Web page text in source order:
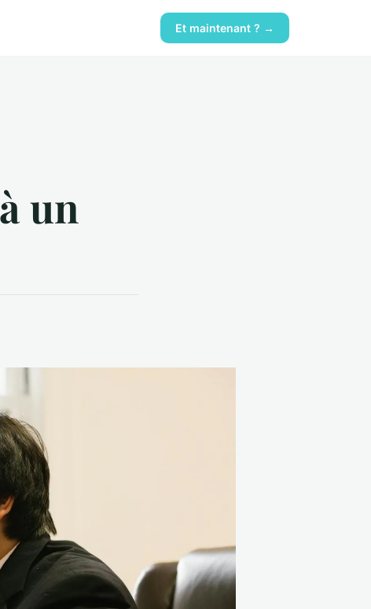
Et maintenant ? →
un